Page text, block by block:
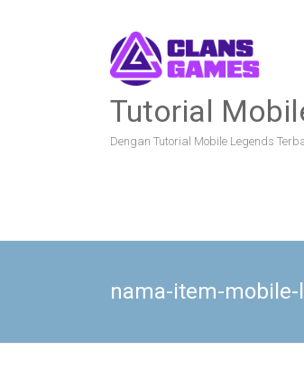
Tutorial
Dengan Tutorial Mobile Legends
nama-item-mobile-